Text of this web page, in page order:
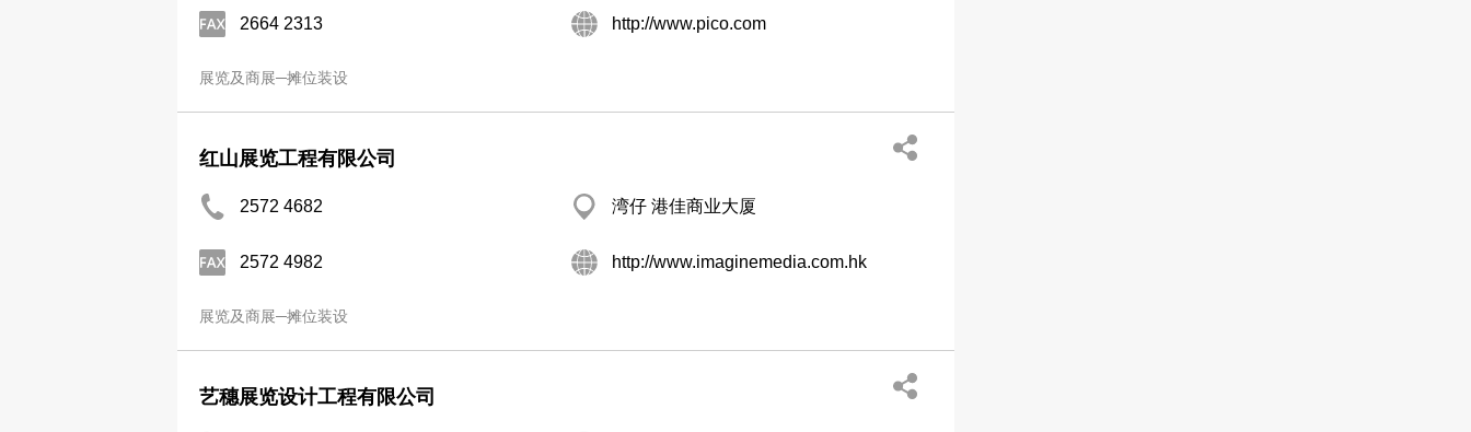
2664 2313 http://www.pico.com
展览及商展─摊位装设
红山展览工程有限公司
2572 4682 湾仔 港佳商业大厦
2572 4982 http://www.imaginemedia.com.hk
展览及商展─摊位装设
艺穗展览设计工程有限公司